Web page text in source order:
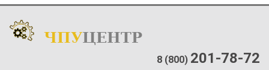
ЧПУЦЕНТР
8 (800) 201-78-72